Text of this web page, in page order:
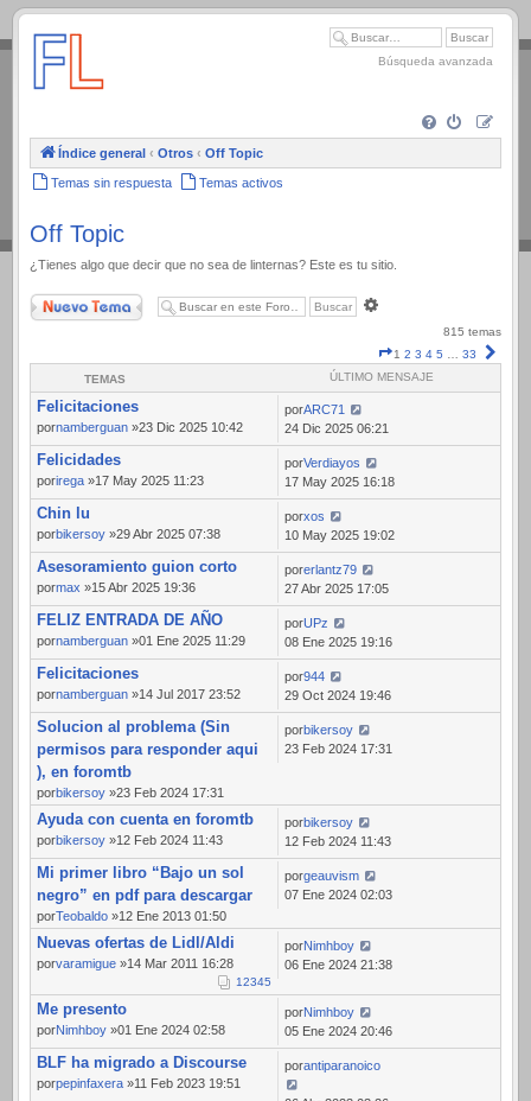
.
Búsqueda avanzada
Índice general ‹ Otros ‹ Off Topic
Temas sin respuesta Temas activos
Off Topic
¿Tienes algo que decir que no sea de linternas? Este es tu sitio.
Nuevo Tema
815 temas
Página
1
1 2 3 4 5 … 33
TEMAS ÚLTIMO MENSAJE
Felicitaciones
pornamberguan »23 Dic 2025 10:42
porARC71
24 Dic 2025 06:21
Felicidades
porirega »17 May 2025 11:23
porVerdiayos
17 May 2025 16:18
Chin lu
porbikersoy »29 Abr 2025 07:38
porxos
10 May 2025 19:02
Asesoramiento guion corto
pormax »15 Abr 2025 19:36
porerlantz79
27 Abr 2025 17:05
FELIZ ENTRADA DE AÑO
pornamberguan »01 Ene 2025 11:29
porUPz
08 Ene 2025 19:16
Felicitaciones
pornamberguan »14 Jul 2017 23:52
por944
29 Oct 2024 19:46
Solucion al problema (Sin
permisos para responder aqui
), en foromtb
porbikersoy »23 Feb 2024 17:31
porbikersoy
23 Feb 2024 17:31
Ayuda con cuenta en foromtb
porbikersoy »12 Feb 2024 11:43
porbikersoy
12 Feb 2024 11:43
Mi primer libro “Bajo un sol
negro” en pdf para descargar
porTeobaldo »12 Ene 2013 01:50
porgeauvism
07 Ene 2024 02:03
Nuevas ofertas de Lidl/Aldi
porvaramigue »14 Mar 2011 16:28
12345
porNimhboy
06 Ene 2024 21:38
Me presento
porNimhboy »01 Ene 2024 02:58
porNimhboy
05 Ene 2024 20:46
BLF ha migrado a Discourse
porpepinfaxera »11 Feb 2023 19:51
porantiparanoico